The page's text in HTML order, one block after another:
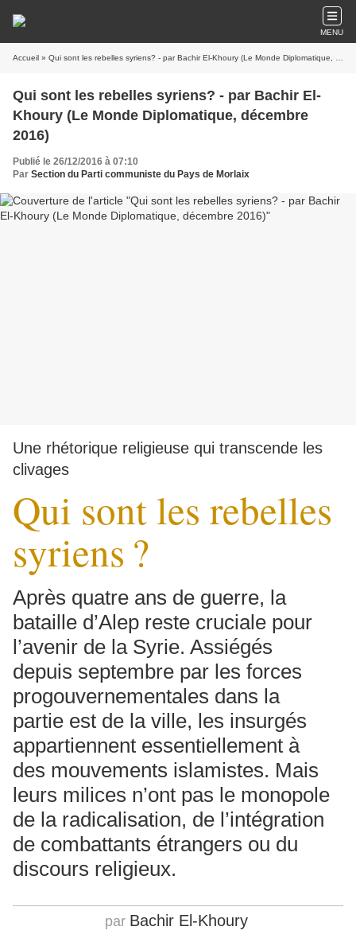
MENU
Accueil » Qui sont les rebelles syriens? - par Bachir El-Khoury (Le Monde Diplomatique, décembre 2016)
Qui sont les rebelles syriens? - par Bachir El-
Khoury (Le Monde Diplomatique, décembre
2016)
Publié le 26/12/2016 à 07:10
Par Section du Parti communiste du Pays de Morlaix
Une rhétorique religieuse qui transcende les
clivages
Qui sont les rebelles
syriens ?
Après quatre ans de guerre, la
bataille d’Alep reste cruciale pour
l’avenir de la Syrie. Assiégés
depuis septembre par les forces
progouvernementales dans la
partie est de la ville, les insurgés
appartiennent essentiellement à
des mouvements islamistes. Mais
leurs milices n’ont pas le monopole
de la radicalisation, de l’intégration
de combattants étrangers ou du
discours religieux.
par Bachir El-Khoury